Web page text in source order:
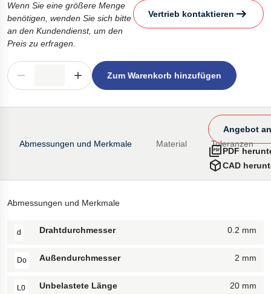
Wenn Sie eine größere Menge
benötigen, wenden Sie sich bitte
an den Kundendienst, um den
Preis zu erfragen.
Vertrieb kontaktieren
Zum Warenkorb hinzufügen
Abmessungen und Merkmale Material Toleranzen
CAD
PDF
Angebot
Abmessungen und Merkmale
d Drahtdurchmesser 0.2 mm
Do Außendurchmesser 2 mm
L0 Unbelastete Länge 20 mm